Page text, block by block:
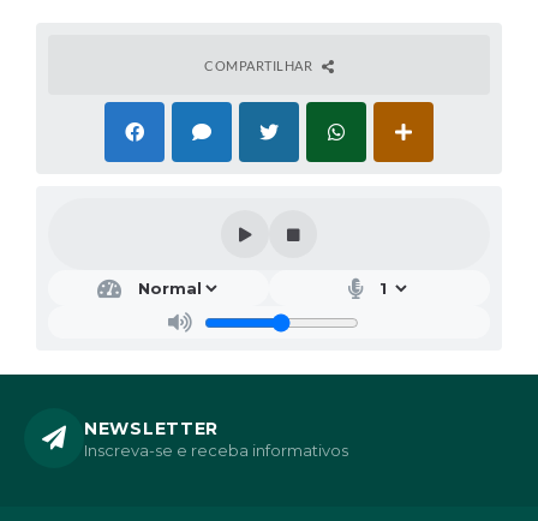
COMPARTILHAR
NEWSLETTER
Inscreva-se e receba informativos